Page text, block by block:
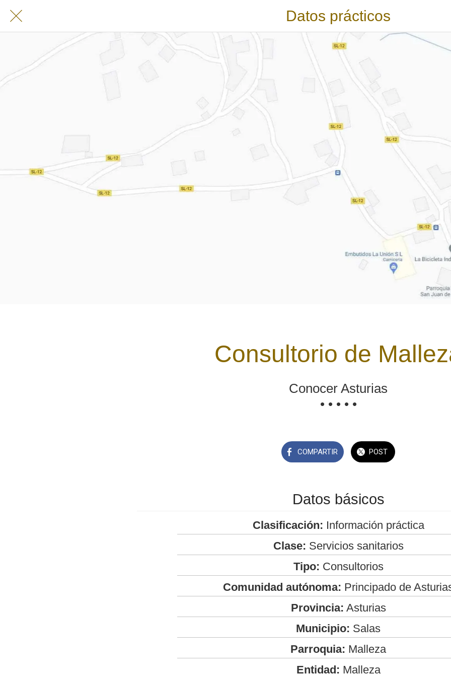
Datos prácticos
Consultorio de
Conocer Asturias
• • • • •
COMPARTIR POST
Datos básicos
Clasificación: Información práctica
Clase: Servicios sanitarios
Tipo: Consultorios
Comunidad autónoma: Principado de
Provincia: Asturias
Municipio: Salas
Parroquia: Malleza
Entidad: Malleza